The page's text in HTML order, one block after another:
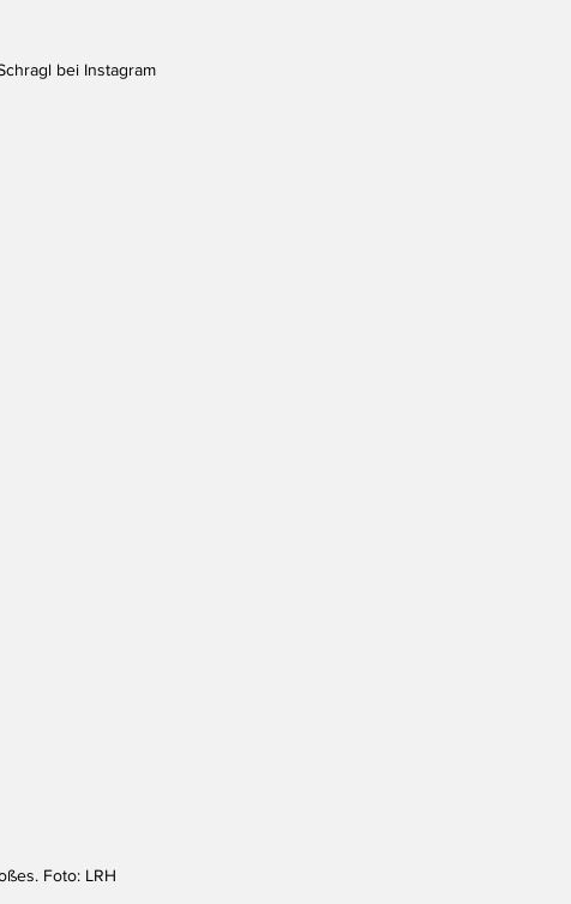
bei Instagram
Foto: LRH